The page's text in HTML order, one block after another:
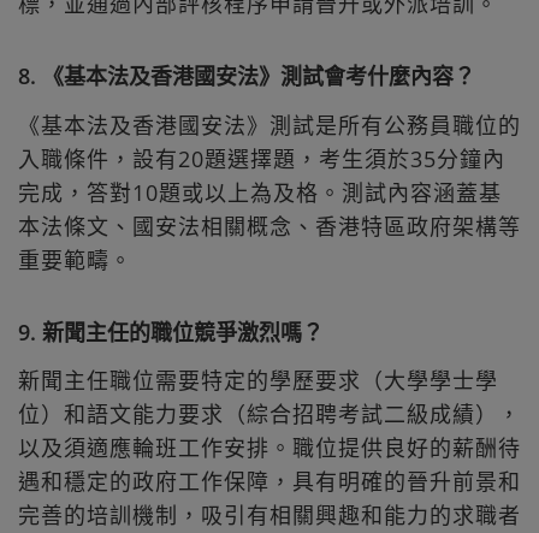
8. 《基本法及香港國安法》測試會考什麼內容？
《基本法及香港國安法》測試是所有公務員職位的
入職條件，設有20題選擇題，考生須於35分鐘內
完成，答對10題或以上為及格。測試內容涵蓋基
本法條文、國安法相關概念、香港特區政府架構等
重要範疇。
9. 新聞主任的職位競爭激烈嗎？
新聞主任職位需要特定的學歷要求（大學學士學
位）和語文能力要求（綜合招聘考試二級成績），
以及須適應輪班工作安排。職位提供良好的薪酬待
遇和穩定的政府工作保障，具有明確的晉升前景和
完善的培訓機制，吸引有相關興趣和能力的求職者